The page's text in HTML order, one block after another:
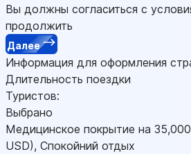
Вы должны согласиться с
продолжить
Далее
Информация для оформления
Длительность поездки
Туристов:
Выбрано
Медицинское покрытие на 35,000
USD), Спокойний отдых